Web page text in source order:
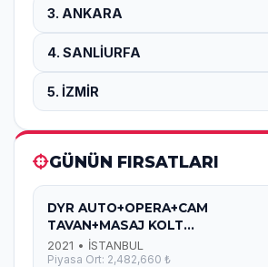
3. ANKARA
4. SANLİURFA
5. İZMİR
GÜNÜN FIRSATLARI
DYR AUTO+OPERA+CAM
TAVAN+MASAJ KOLT...
2021 • İSTANBUL
Piyasa Ort: 2,482,660 ₺